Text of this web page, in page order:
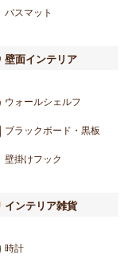
バスマット
壁面インテリア
ウォールシェルフ
ブラックボード・黒板
壁掛けフック
インテリア雑貨
時計